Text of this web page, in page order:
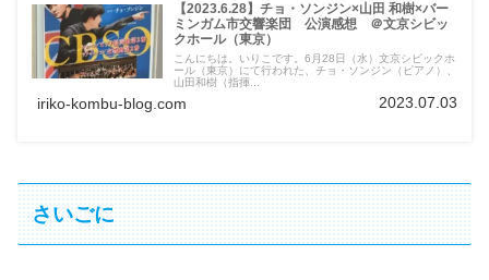
【2023.6.28】チョ・ソンジン×山田 和樹×バー
ミンガム市交響楽団 公演感想 ＠文京シビッ
クホール（東京）
こんにちは。いりこです。6月28日（水）文京シビックホ
ール（東京）にて行われた、チョ・ソンジン（ピアノ）、
山田和樹（指揮...
iriko-kombu-blog.com 2023.07.03
さいごに